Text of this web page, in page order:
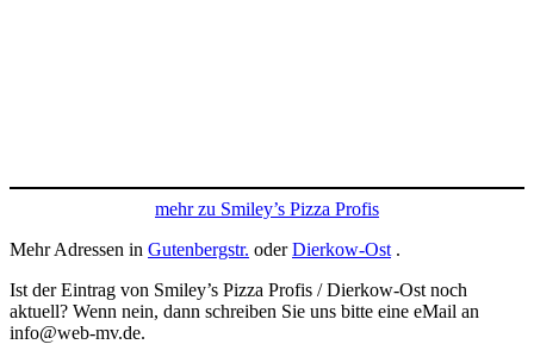
mehr zu Smiley’s Pizza Profis
Mehr Adressen in Gutenbergstr. oderDierkow-Ost .
Ist der Eintrag von Smiley’s Pizza Profis / Dierkow-Ost noch
aktuell? Wenn nein, dann schreiben Sie uns bitte eine eMail an
info@web-mv.de.